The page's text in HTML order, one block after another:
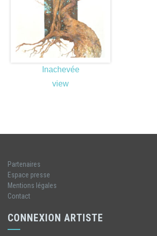
Inachevée
view
Partenaires
Espace presse
Mentions légales
Contact
CONNEXION ARTISTE